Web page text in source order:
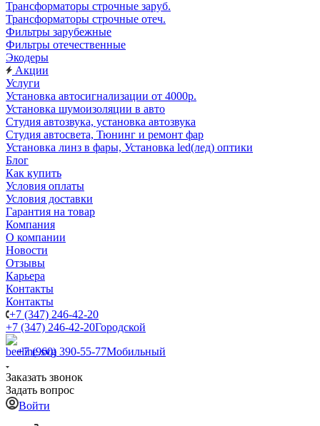
Трансформаторы строчные заруб.
Трансформаторы строчные отеч.
Фильтры зарубежные
Фильтры отечественные
Экодеры
Акции
Услуги
Установка автосигнализации от 4000р.
Установка шумоизоляции в авто
Студия автозвука, установка автозвука
Студия автосвета, Тюнинг и ремонт фар
Установка линз в фары, Установка led(лед) оптики
Блог
Как купить
Условия оплаты
Условия доставки
Гарантия на товар
Компания
О компании
Новости
Отзывы
Карьера
Контакты
Контакты
+7 (347) 246-42-20
+7 (347) 246-42-20Городской
+7 (960) 390-55-77Мобильный
Заказать звонок
Задать вопрос
Войти